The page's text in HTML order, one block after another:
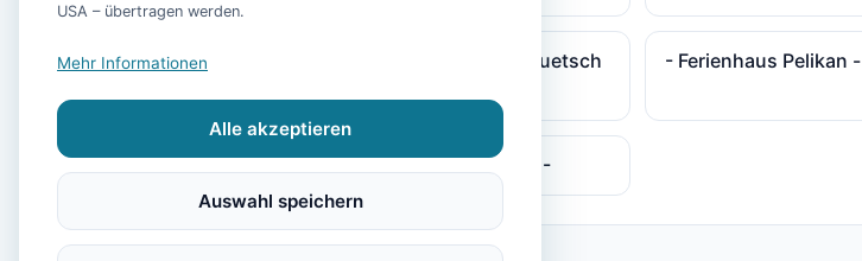
- Ferienhaus Bühler Quetsch
- Ferienhaus Pelikan -
- Ferienhaus Plesse 2 -
USA – übertragen werden.
Mehr Informationen
Alle akzeptieren
Auswahl speichern